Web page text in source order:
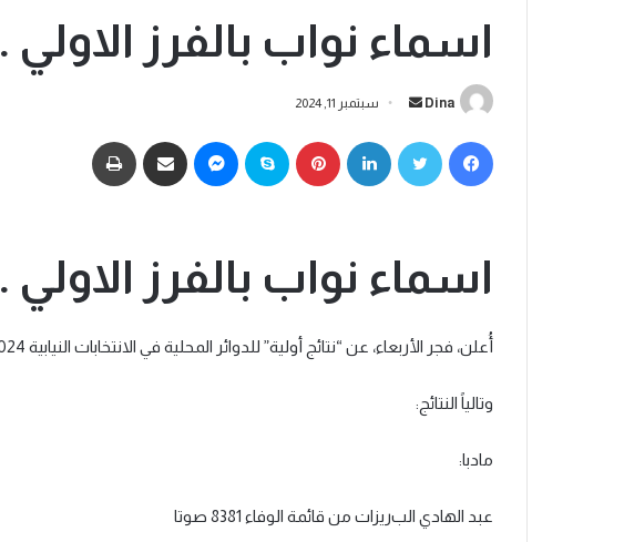
اسماء نواب بالفرز الاولي .
Dina سبتمبر 11, 2024
اسماء نواب بالفرز الاولي .
أُعلن، فجر الأربعاء، عن “نتائج أولية” للدوائر المحلية في الانتخابات النيابية 2024:
وتالياً النتائج:
مادبا:
عبد الهادي البريزات من قائمة الوفاء 8381 صوتا